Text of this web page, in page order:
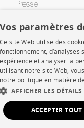
Presse
Rejoignez-nous
Devenir
Contract
Points de vente
Vos paramètres
Ce site Web utilise des
fonctionnement,
expérience et analyser la
utilisant notre site Web,
notre politique en matière
AFFICHER LES DÉTAILS
ACCEPTER TOUT